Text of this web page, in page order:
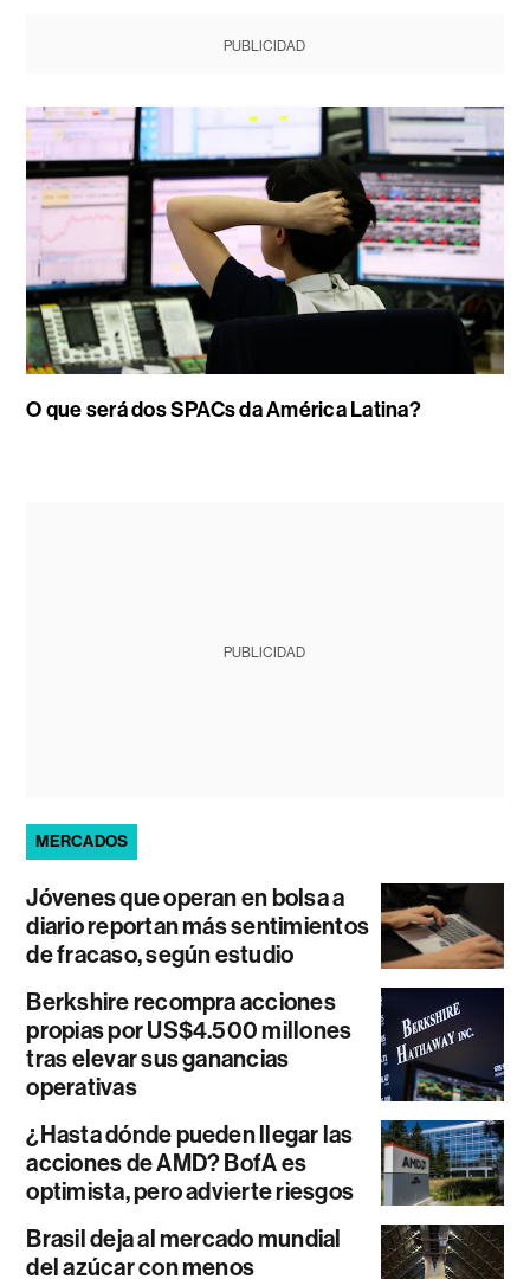
PUBLICIDAD
O que será dos SPACs da América Latina?
PUBLICIDAD
MERCADOS
Jóvenes que operan en bolsa a
diario reportan más sentimientos
de fracaso, según estudio
Berkshire recompra acciones
propias por US$4.500 millones
tras elevar sus ganancias
operativas
¿Hasta dónde pueden llegar las
acciones de AMD? BofA es
optimista, pero advierte riesgos
Brasil deja al mercado mundial
del azúcar con menos